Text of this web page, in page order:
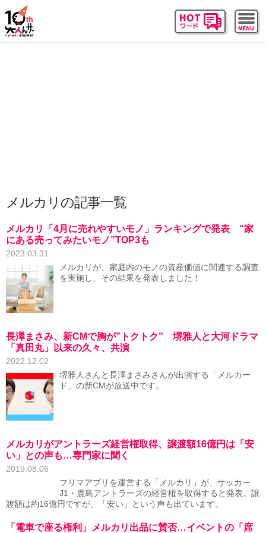
メルカリの記事一覧
メルカリ「4月に売れやすいモノ」ランキングで発表 “家
にある売ってみたいモノ”TOP3も
2023.03.31
メルカリが、家庭内のモノの資産価値に関連する調査
を実施し、その結果を発表しました！
長澤まさみ、新CMで胸が”トクトク” 堺雅人と大河ドラマ
「真田丸」以来の久々、共演
2022.12.02
堺雅人さんと長澤まさみさんが出演する「メルカー
ド」の新CMが放送中です。
メルカリがアントラーズ経営権取得、譲渡額16億円は「安
い」との声も…専門家に聞く
2019.08.06
フリマアプリを運営する「メルカリ」が、サッカー
J1・鹿島アントラーズの経営権を取得すると発表。譲
渡額は約16億円ですが、「安い」という声も出ています。
「電車で座る権利」メルカリ出品に賛否…イベントの「席